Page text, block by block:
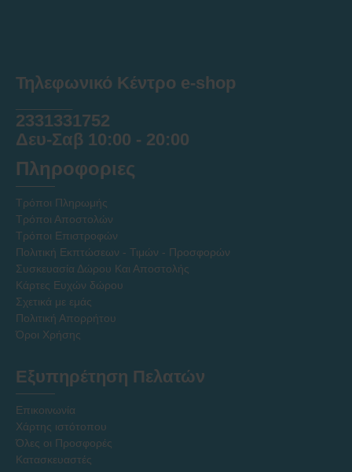
Τηλεφωνικό Κέντρο e-shop
2331331752
Δευ-Σαβ 10:00 - 20:00
Πληροφοριες
Τρόποι Πληρωμής
Τρόποι Αποστολών
Τρόποι Επιστροφών
Πολιτική Εκπτώσεων - Τιμών - Προσφορών
Συσκευασία Δώρου Και Αποστολής
Κάρτες Ευχών δώρου
Σχετικά με εμάς
Πολιτική Απορρήτου
Όροι Χρήσης
Εξυπηρέτηση Πελατών
Επικοινωνία
Χάρτης ιστότοπου
Όλες οι Προσφορές
Κατασκευαστές